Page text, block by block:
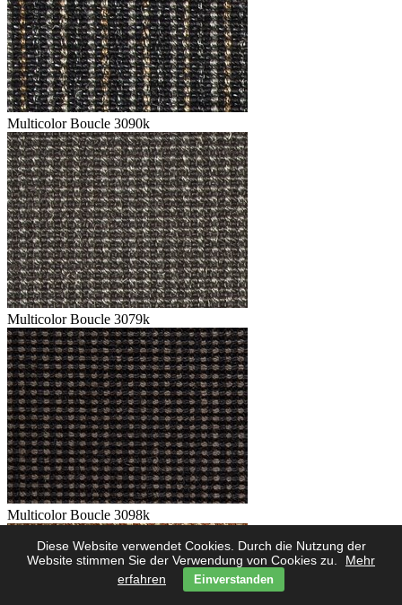
Diese Website verwendet Cookies. Durch die Nutzung der
Website stimmen Sie der Verwendung von Cookies zu.
Mehr
erfahren
Einverstanden
Multicolor Boucle 3090k
Multicolor Boucle 3079k
Multicolor Boucle 3098k